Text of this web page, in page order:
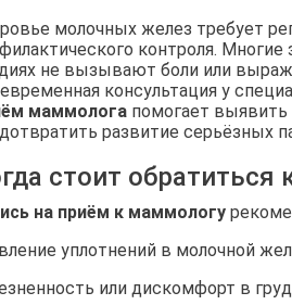
молочных желез требует
контроля. Многие
не вызывают боли или
консультация у
маммолога помогает выявить
развитие серьёзных
стоит
на приём к маммологу
уплотнений в молочной
или дискомфорт в